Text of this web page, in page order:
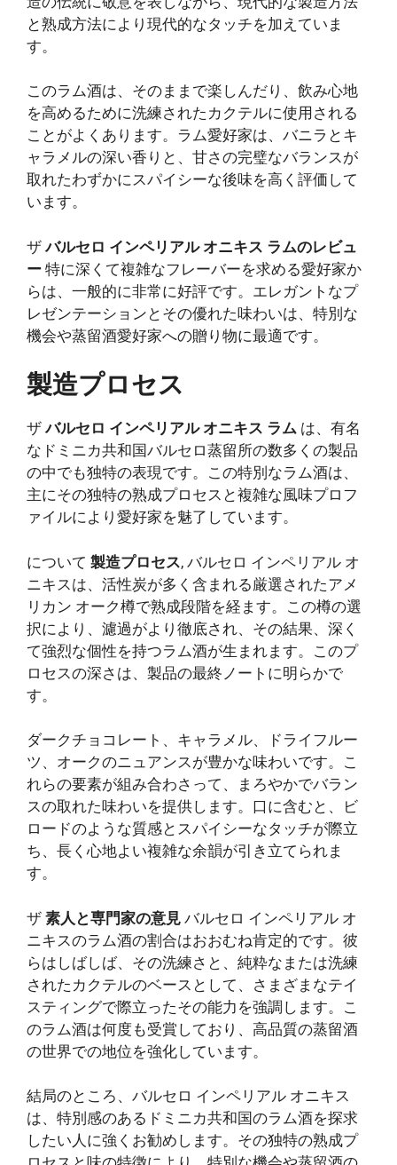
と熟成方法により現代的なタッチを加えていま
す。
このラム酒は、そのままで楽しんだり、飲み心地
を高めるために洗練されたカクテルに使用される
ことがよくあります。ラム愛好家は、バニラとキ
ャラメルの深い香りと、甘さの完璧なバランスが
取れたわずかにスパイシーな後味を高く評価して
います。
ザバルセロ インペリアル オニキス ラムのレビュ
ー 特に深くて複雑なフレーバーを求める愛好家か
らは、一般的に非常に好評です。エレガントなプ
レゼンテーションとその優れた味わいは、特別な
機会や蒸留酒愛好家への贈り物に最適です。
製造プロセス
ザバルセロ インペリアル オニキス ラム は、有名
なドミニカ共和国バルセロ蒸留所の数多くの製品
の中でも独特の表現です。この特別なラム酒は、
主にその独特の熟成プロセスと複雑な風味プロフ
ァイルにより愛好家を魅了しています。
について 製造プロセス, バルセロ インペリアル オ
ニキスは、活性炭が多く含まれる厳選されたアメ
リカン オーク樽で熟成段階を経ます。この樽の選
択により、濾過がより徹底され、その結果、深く
て強烈な個性を持つラム酒が生まれます。このプ
ロセスの深さは、製品の最終ノートに明らかで
す。
ダークチョコレート、キャラメル、ドライフルー
ツ、オークのニュアンスが豊かな味わいです。こ
れらの要素が組み合わさって、まろやかでバラン
スの取れた味わいを提供します。口に含むと、ビ
ロードのような質感とスパイシーなタッチが際立
ち、長く心地よい複雑な余韻が引き立てられま
す。
ザ 素人と専門家の意見 バルセロ インペリアル オ
ニキスのラム酒の割合はおおむね肯定的です。彼
らはしばしば、その洗練さと、純粋なまたは洗練
されたカクテルのベースとして、さまざまなテイ
スティングで際立ったその能力を強調します。こ
のラム酒は何度も受賞しており、高品質の蒸留酒
の世界での地位を強化しています。
結局のところ、バルセロ インペリアル オニキス
は、特別感のあるドミニカ共和国のラム酒を探求
したい人に強くお勧めします。その独特の熟成プ